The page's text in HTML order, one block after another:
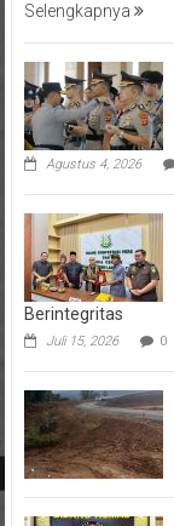
Selengkapnya
Agustus 4, 2026
Berintegritas
Juli 15, 2026 0